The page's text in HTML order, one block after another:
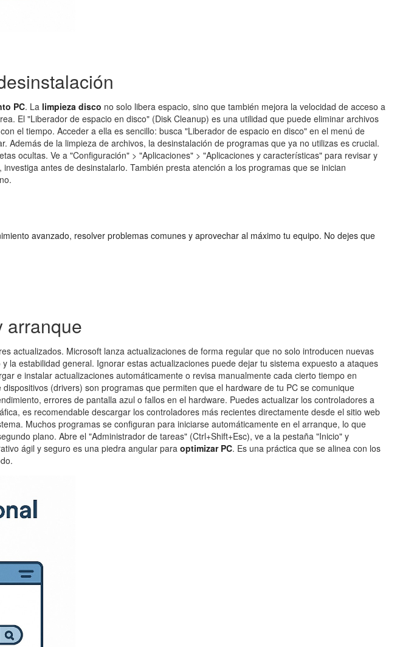
PC. La limpieza disco no solo libera espacio, sino que también mejora la velocidad de acceso a
El "Liberador de espacio en disco" (Disk Cleanup) es una utilidad que puede eliminar archivos
el tiempo. Acceder a ella es sencillo: busca "Liberador de espacio en disco" en el menú de
de la limpieza de archivos, la desinstalación de programas que ya no utilizas es crucial.
ocultas. Ve a "Configuración" > "Aplicaciones" > "Aplicaciones y características" para revisar y
antes de desinstalarlo. También presta atención a los programas que se inician
avanzado, resolver problemas comunes y aprovechar al máximo tu equipo. No dejes que
arranque
actualizados. Microsoft lanza actualizaciones de forma regular que no solo introducen nuevas
estabilidad general. Ignorar estas actualizaciones puede dejar tu sistema expuesto a ataques
e instalar actualizaciones automáticamente o revisa manualmente cada cierto tiempo en
(drivers) son programas que permiten que el hardware de tu PC se comunique
errores de pantalla azul o fallos en el hardware. Puedes actualizar los controladores a
es recomendable descargar los controladores más recientes directamente desde el sitio web
Muchos programas se configuran para iniciarse automáticamente en el arranque, lo que
plano. Abre el "Administrador de tareas" (Ctrl+Shift+Esc), ve a la pestaña "Inicio" y
ágil y seguro es una piedra angular para optimizar PC. Es una práctica que se alinea con los